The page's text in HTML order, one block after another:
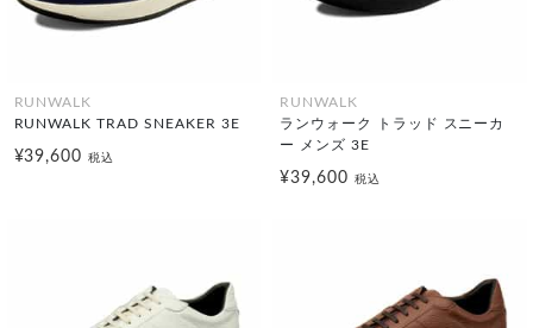
RUNWALK
RUNWALK TRAD SNEAKER 3E
¥39,600税込
RUNWALK
ランウォーク トラッド スニーカ
ー メンズ 3E
¥39,600 税込